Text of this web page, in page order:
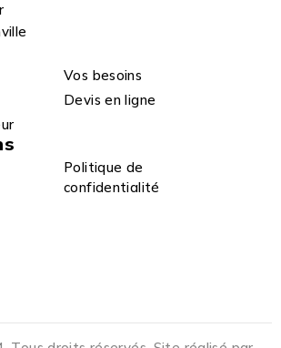
Vos besoins
Devis en ligne
Politique de
confidentialité